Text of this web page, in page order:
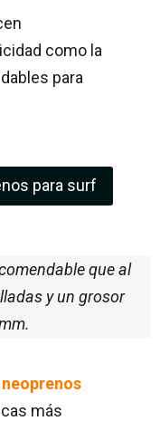
como la
para
para surf
que al
y un grosor
más